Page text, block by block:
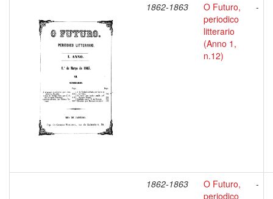
1862-1863
O Futuro,
periodico
litterario
(Anno 1,
n.12)
-
1862-1863
O Futuro,
periodico
-